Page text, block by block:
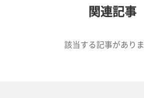
関連記事
該当する記事があり